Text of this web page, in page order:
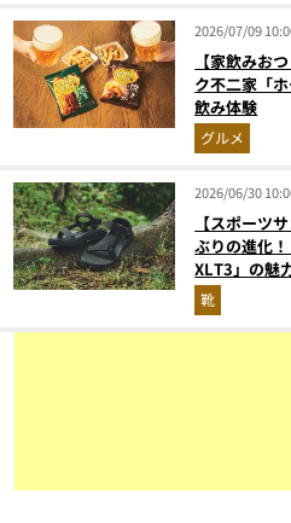
2026/07/09
【家飲みお
ク不二家「
飲み体験
グルメ
2026/06/30
【スポーツ
ぶりの進化
XLT3」の魅
解説！
靴